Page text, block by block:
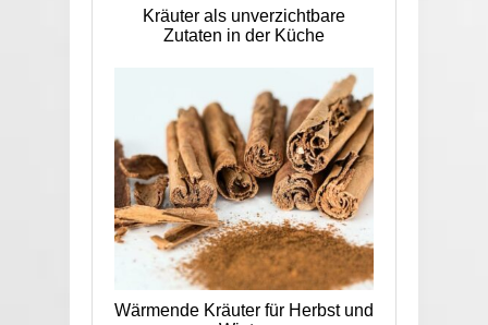
Kräuter als unverzichtbare
Zutaten in der Küche
Wärmende Kräuter für Herbst und